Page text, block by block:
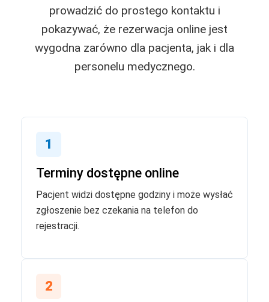
prowadzić do prostego kontaktu i
pokazywać, że rezerwacja online jest
wygodna zarówno dla pacjenta, jak i dla
personelu medycznego.
1
Terminy dostępne online
Pacjent widzi dostępne godziny i może wysłać
zgłoszenie bez czekania na telefon do
rejestracji.
2